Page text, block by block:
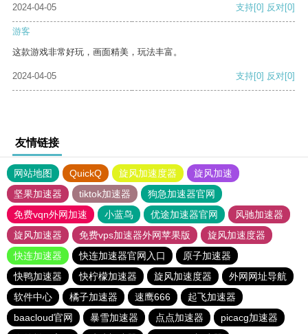
2024-04-05 支持[0] 反对[0]
游客
这款游戏非常好玩，画面精美，玩法丰富。
2024-04-05 支持[0] 反对[0]
友情链接
网站地图 QuickQ 旋风加速度器
旋风加速
坚果加速器
tiktok加速器
狗急加速器官网
免费vqn外网加速
小蓝鸟 优途加速器官网
风驰加速器
旋风加速器
免费vps加速器外网苹果版
旋风加速度器
快连加速器
快连加速器官网入口
原子加速器
快鸭加速器
快柠檬加速器 旋风加速度器
外网网址导航
软件中心
橘子加速器 速鹰666
起飞加速器
baacloud官网
暴雪加速器 点点加速器
picacg加速器